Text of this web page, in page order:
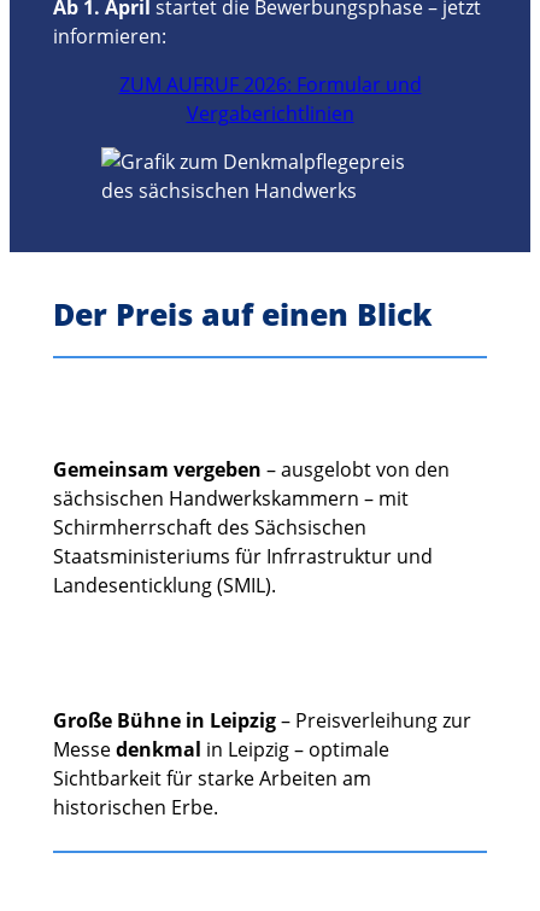
Ab 1. April startet die Bewerbungsphase – jetzt
informieren:
ZUM AUFRUF 2026: Formular und
Vergaberichtlinien
Der Preis auf einen Blick
Gemeinsam vergeben – ausgelobt von den
sächsischen Handwerkskammern – mit
Schirmherrschaft des Sächsischen
Staatsministeriums für Infrrastruktur und
Landesenticklung (SMIL).
Große Bühne in Leipzig– Preisverleihung zur
Messedenkmal in Leipzig – optimale
Sichtbarkeit für starke Arbeiten am
historischen Erbe.